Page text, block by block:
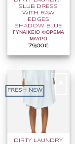
SLUB DRESS
WITH RAW
EDGES
SHADOW BLUE
ΓΥΝΑΙΚΕΙΟ ΦΟΡΕΜΑ
ΜΑΥΡΟ
79,00€
FRESH NEW
DIRTY LAUNDRY